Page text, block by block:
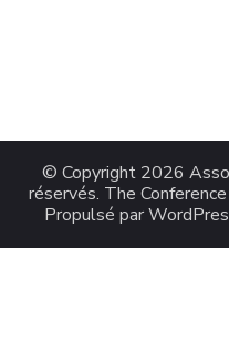
© Copyright 2026
réservés. The
Propulsé par